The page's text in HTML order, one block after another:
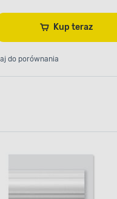
Kup teraz
do porównania